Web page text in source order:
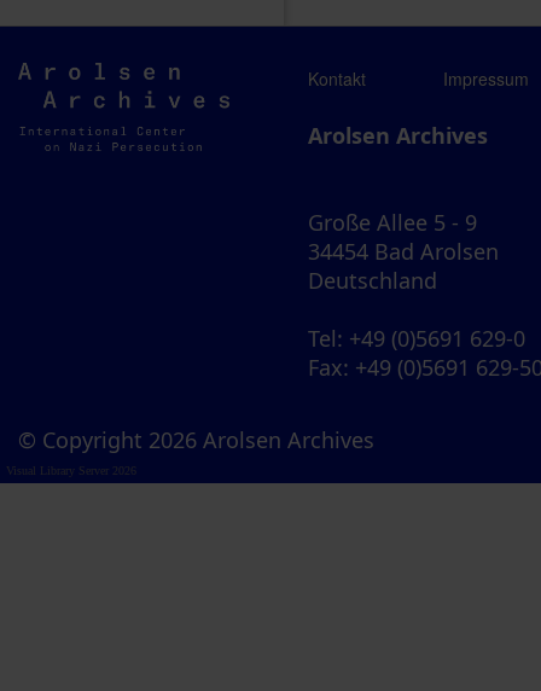
Arolsen
Archives
Kontakt Impressum
Arolsen Archives
Große Allee 5 - 9
34454 Bad Arolsen
Deutschland
Tel: +49 (0)5691 629-0
Fax: +49 (0)5691 629-
© Copyright 2026 Arolsen Archives
Visual Library Server 2026